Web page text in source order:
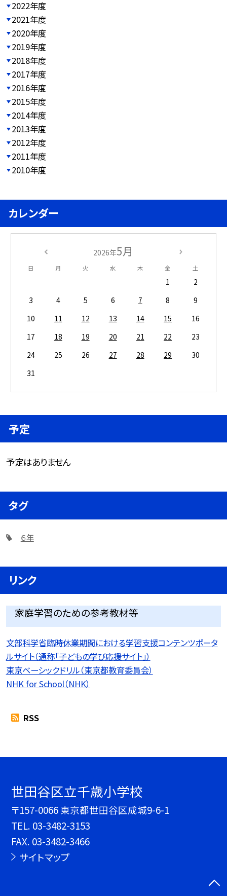
2022年度
2021年度
2020年度
2019年度
2018年度
2017年度
2016年度
2015年度
2014年度
2013年度
2012年度
2011年度
2010年度
カレンダー
2026年5月
日 月 火 水 木 金 土
1
2
3
4 5 6 7 8
9
10
11 12 13 14 15
16
17
18 19 20 21 22
23
24
25 26 27 28 29
30
31
予定
予定はありません
タグ
６年
リンク
家庭学習のための参考教材等
文部科学省臨時休業期間における学習支援コンテンツポータ
ルサイト（通称「子どもの学び応援サイト」）
東京ベーシックドリル（東京都教育委員会）
NHK for School（NHK）
RSS
世田谷区立千歳小学校
〒157-0066 東京都世田谷区成城9-6-1
TEL. 03-3482-3153
FAX. 03-3482-3466
サイトマップ